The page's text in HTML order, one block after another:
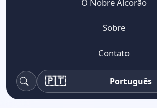
Sobre
Contato
Pesquisa
🇵🇹 Português